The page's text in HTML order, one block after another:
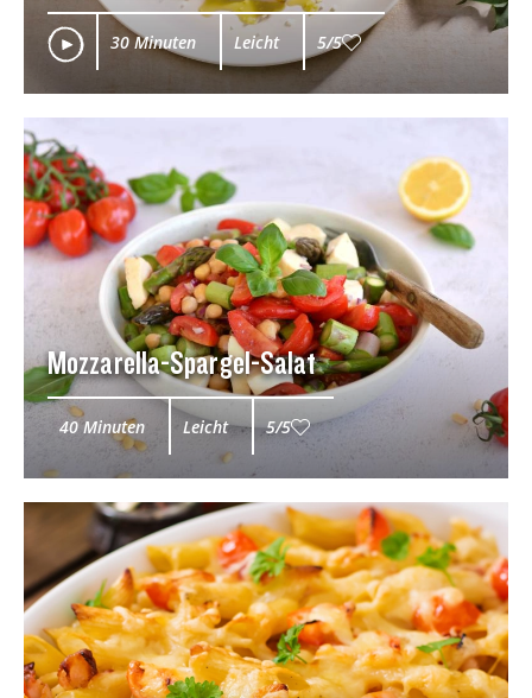
30 Minuten Leicht 5/5
Mozzarella-Spargel-Salat
40 Minuten Leicht 5/5